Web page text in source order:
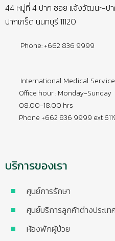
44 หมู่ที่ 4 ปาก ซอย แจ้งวัฒนะ-ปา
ปากเกร็ด นนทบุรี 11120
Phone: +662 836 9999
International Medical
Office hour : Monday-Sunday
08.00-18.00 hrs
Phone +662 836 9999 ext
บริการของเรา
ศูนย์การรักษา
ศูนย์บริการลูกค้าต่างประเท
ห้องพักผู้ป่วย